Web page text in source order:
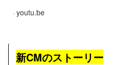
youtu.be
新CMのストーリー